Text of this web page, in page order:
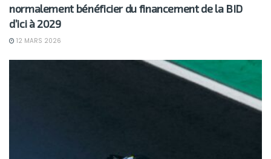
normalement bénéficier du financement de la BID
d’ici à 2029
12 MARS 2026